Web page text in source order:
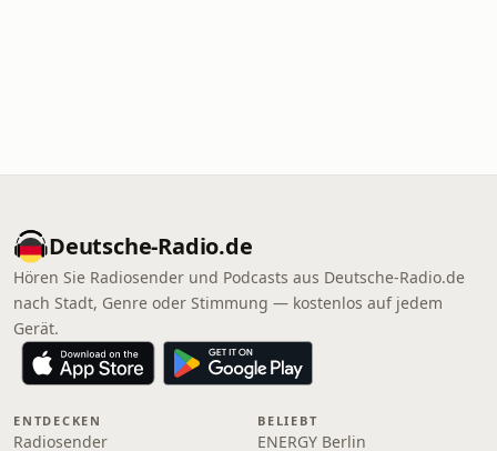
Deutsche-Radio.de
Hören Sie Radiosender und Podcasts aus Deutsche-Radio.de
nach Stadt, Genre oder Stimmung — kostenlos auf jedem
Gerät.
ENTDECKEN
Radiosender
BELIEBT
ENERGY Berlin